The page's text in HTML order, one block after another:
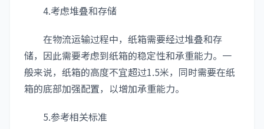
4.考虑堆叠和存储
在物流运输过程中，纸箱需要经过堆叠和存
储，因此需要考虑到纸箱的稳定性和承重能力。一
般来说，纸箱的高度不宜超过1.5米，同时需要在纸
箱的底部加强配置，以增加承重能力。
5.参考相关标准